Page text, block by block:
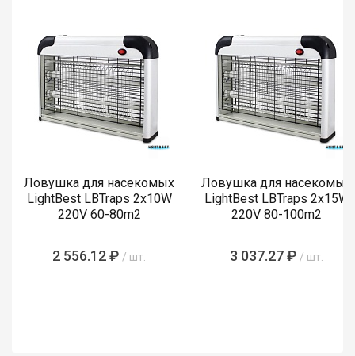
Ловушка для насекомых
LightBest LBTraps 2x10W
220V 60-80m2
2 556.12 ₽ / шт.
Ловушка для насекомых
LightBest LBTraps 2x15W
220V 80-100m2
3 037.27 ₽ / шт.